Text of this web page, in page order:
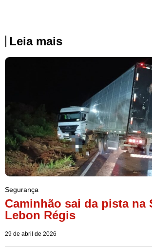
Leia mais
Segurança
Caminhão sai da pista na
Lebon Régis
29 de abril de 2026